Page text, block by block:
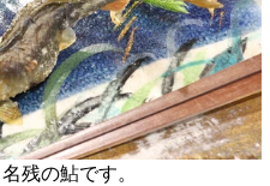
残の鮎です。